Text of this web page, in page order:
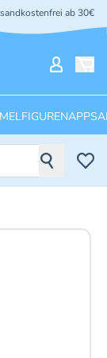
ab 30€
APPS